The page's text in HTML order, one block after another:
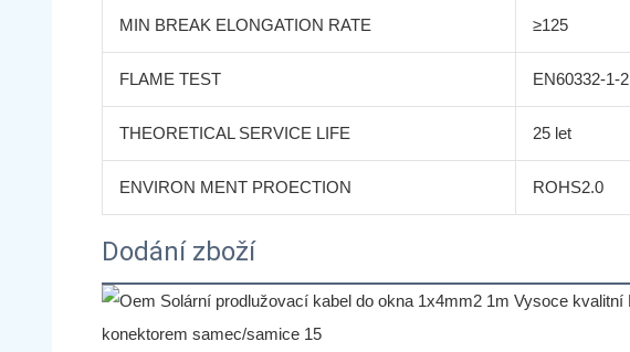
MIN BREAK ELONGATION RATE ≥125
FLAME TEST EN60332-1-2
THEORETICAL SERVICE LIFE 25 let
ENVIRON MENT PROECTION ROHS2.0
Dodání zboží